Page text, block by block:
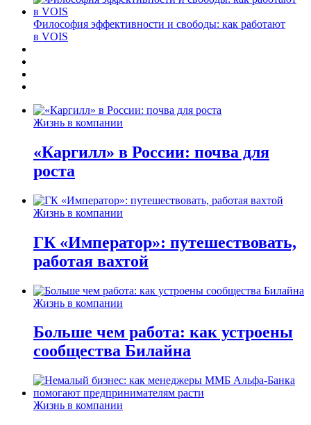
Философия эффективности и свободы: как работают
в VOIS
Жизнь в компании
«Каргилл» в России: почва для
роста
Жизнь в компании
ГК «Император»: путешествовать,
работая вахтой
Жизнь в компании
Больше чем работа: как устроены
сообщества Билайна
Жизнь в компании